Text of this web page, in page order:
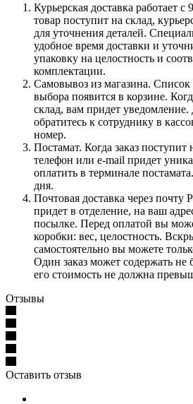
Курьерская доставка работает с
товар поступит на склад,
для уточнения деталей.
удобное время доставки и
упаковку на целостность и
комплектации.
Самовывоз из магазина. Список
выбора появится в корзине.
склад, вам придет уведомление.
обратитесь к сотруднику в
номер.
Постамат. Когда заказ поступит
телефон или e-mail придет
оплатить в терминале
дня.
Почтовая доставка через почту
придет в отделение, на ваш
посылке. Перед оплатой вы
коробки: вес, целостность.
самостоятельно вы можете
Один заказ может содержать не
его стоимость не должна
Отзывы
Оставить отзыв